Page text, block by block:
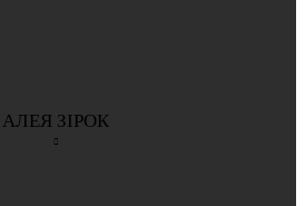
АЛЕЯ ЗІРОК